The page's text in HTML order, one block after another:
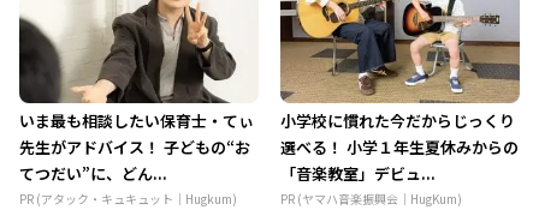
いま最も相談したい保育士・てぃ
先生がアドバイス！ 子どもの“お
てつだい”に、どん...
PR (アタック・キュキュット｜Hugkum)
小学校に慣れた今だからじっくり
選べる！ 小学１年生夏休みからの
「音楽教室」デビュ...
PR (ヤマハ音楽振興会｜HugKum)